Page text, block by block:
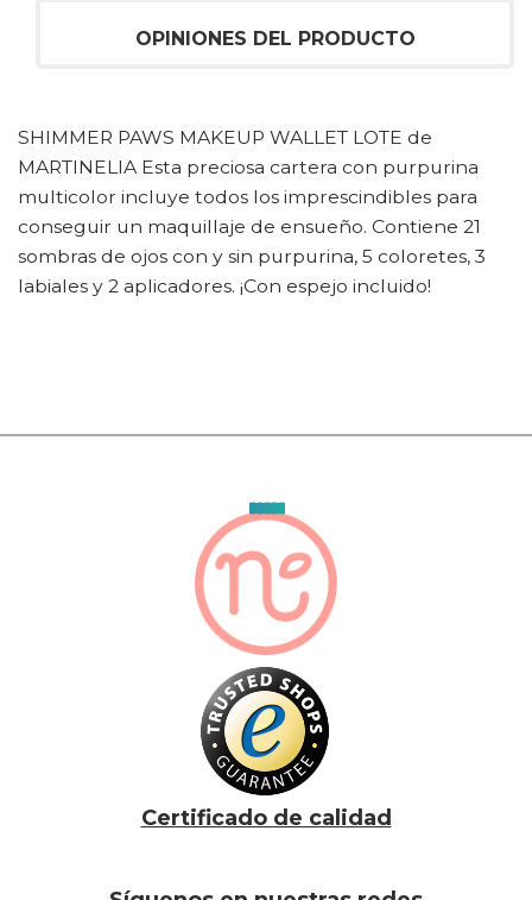
OPINIONES DEL PRODUCTO
SHIMMER PAWS MAKEUP WALLET LOTE de
MARTINELIA Esta preciosa cartera con purpurina
multicolor incluye todos los imprescindibles para
conseguir un maquillaje de ensueño. Contiene 21
sombras de ojos con y sin purpurina, 5 coloretes, 3
labiales y 2 aplicadores. ¡Con espejo incluido!
Certificado de calidad